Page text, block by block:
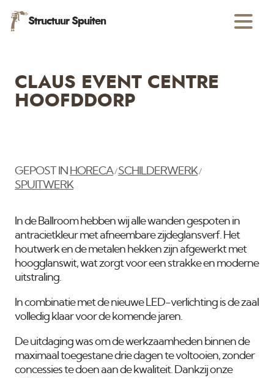
Structuur Spuiten
CLAUS EVENT CENTRE
HOOFDDORP
GEPOST IN HORECA/SCHILDERWERK/
SPUITWERK
In de Ballroom hebben wij alle wanden gespoten in
antracietkleur met afneembare zijdeglansverf. Het
houtwerk en de metalen hekken zijn afgewerkt met
hoogglanswit, wat zorgt voor een strakke en moderne
uitstraling.
In combinatie met de nieuwe LED-verlichting is de zaal
volledig klaar voor de komende jaren.
De uitdaging was om de werkzaamheden binnen de
maximaal toegestane drie dagen te voltooien, zonder
concessies te doen aan de kwaliteit. Dankzij onze